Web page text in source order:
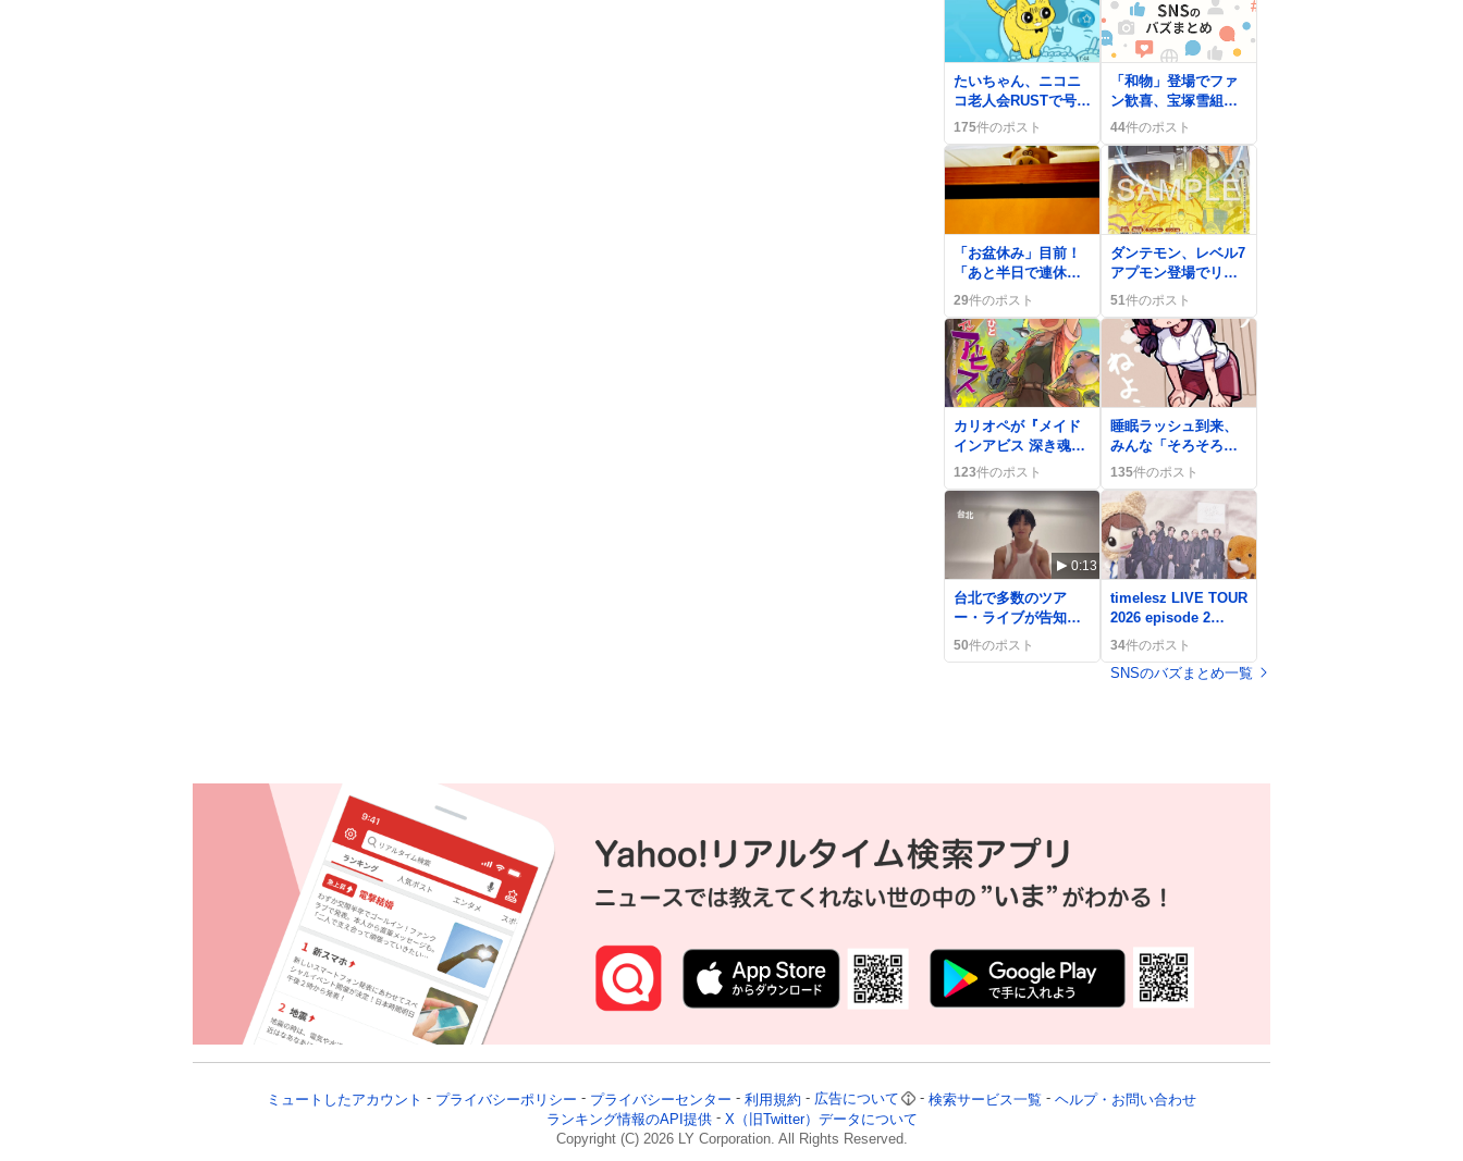
たいちゃん、ニコニ
コ老人会RUSTで号
泣 予想外の様子に
ファン驚き
175件のポスト
「和物」登場でファ
ン歓喜、宝塚雪組
2027年公演ラインア
ップが話題に
44件のポスト
「お盆休み」目前！
「あと半日で連休」
みんなでワクワクの
声が広がる
29件のポスト
ダンテモン、レベル7
アプモン登場でリン
ク＋6効果が話題に
「強すぎ」ファン歓
喜
51件のポスト
カリオペが『メイド
インアビス 深き魂の
黎明』主題歌担当、
123件のポスト
睡眠ラッシュ到来、
みんな「そろそろ寝
るか」や「寝なき
上がり
135件のポスト
0:13
台北で多数のツア
ー・ライブが告知、
ファン歓喜の声が広
がる、旅行計画も
50件のポスト
timelesz LIVE TOUR
2026 episode 2
MOMENTUM チケッ
ト販売開始、ファン
歓喜の声が続出
34件のポスト
SNSのバズまとめ一覧
ミュートしたアカウント プライバシーポリシー プライバシーセンター 利用規約 広告について 検索サービス一覧
ヘルプ・お問い合わせ
ランキング情報のAPI提供
X（旧Twitter）データについて
Copyright (C) 2026LY Corporation. All Rights Reserved.